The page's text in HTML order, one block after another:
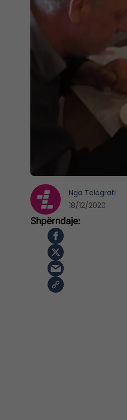
Nga Telegrafi
18/12/2020